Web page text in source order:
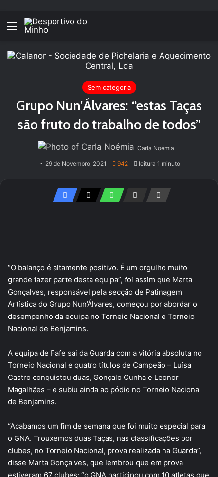
Menu
Sem categoria
Grupo Nun’Álvares: “estas Taças
são fruto do trabalho de todos”
Carla Noémia
29 de Novembro, 2021 942 leitura 1 minuto
“O balanço é altamente positivo. É um orgulho muito
grande fazer parte desta equipa”, foi assim que Marta
Gonçalves, responsável pela secção de Patinagem
Artística do Grupo Nun’Álvares, começou por abordar o
desempenho da equipa no Torneio Nacional e Torneio
Nacional de Benjamins.
A equipa de Fafe sai da Guarda com a vitória absoluta no
Torneio Nacional e quatro títulos de Campeão – Luísa
Castro conquistou duas, Gonçalo Cunha e Leonor
Magalhães – e subiu ainda ao pódio no Torneio Nacional
de Benjamins.
“Acabamos um fim de semana que foi muito especial para
o GNA. Trouxemos duas Taças, nas classificações por
clubes, no Torneio Nacional, prova realizada na Guarda”,
disse Marta Gonçalves, que lembrou que em prova
estiveram 67 clubes: “o GNA participou com 10 atletas que